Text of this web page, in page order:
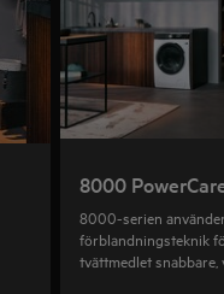
8000
8000-serien
förblandningsteknik
tvättmedlet